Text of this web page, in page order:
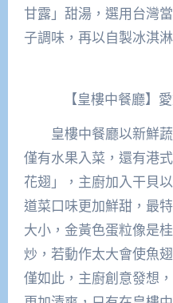
甘露」甜湯，選用台灣
子調味，再以自製冰淇
【皇樓中餐廳】
皇樓中餐廳以新鮮蔬
僅有水果入菜，還有港
花翅」，主廚加入干貝
道菜口味更加鮮甜，最
大小，金黃色蛋粒像是
炒，若動作太大會使魚
僅如此，主廚創意發想